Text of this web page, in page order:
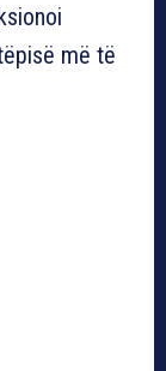
më të